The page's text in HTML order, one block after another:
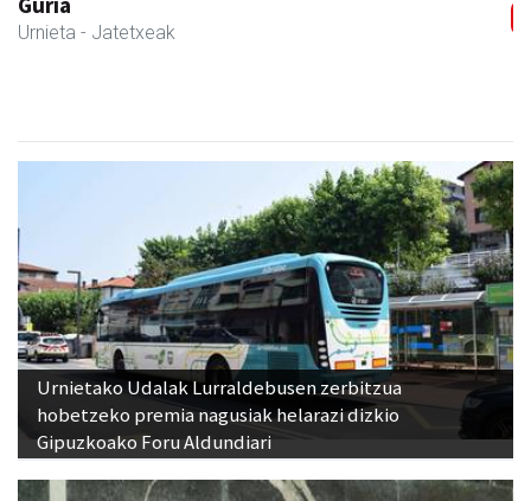
Urnieta - Jatetxeak
Urnietako Udalak Lurraldebusen zerbitzua
hobetzeko premia nagusiak helarazi dizkio
Gipuzkoako Foru Aldundiari